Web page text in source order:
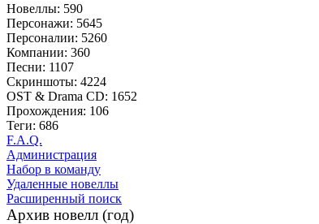
Новеллы: 590
Персонажи: 5645
Персоналии: 5260
Компании: 360
Песни: 1107
Скриншоты: 4224
OST & Drama CD: 1652
Прохождения: 106
Теги: 686
F.A.Q.
Администрация
Набор в команду
Удаленные новеллы
Расширенный поиск
Архив новелл (год)